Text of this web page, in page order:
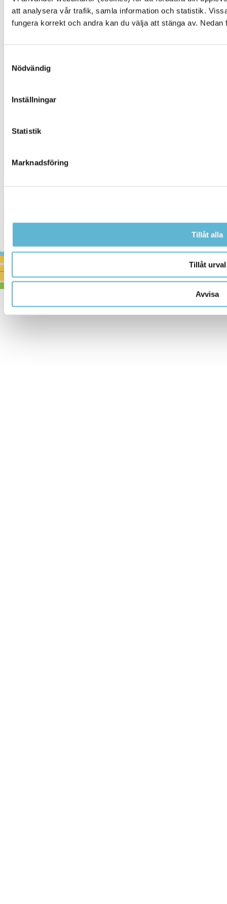
att analysera vår trafik, samla information och statistik.
fungera korrekt och andra kan du välja att stänga av. Nedan
Nödvändig
Inställningar
Statistik
Marknadsföring
Tillåt alla
Tillåt urval
Avvisa
Kulturpunkten
Simhallen
You Tube
NYTTA
Behandling av personuppgifter
Kakor, cookies